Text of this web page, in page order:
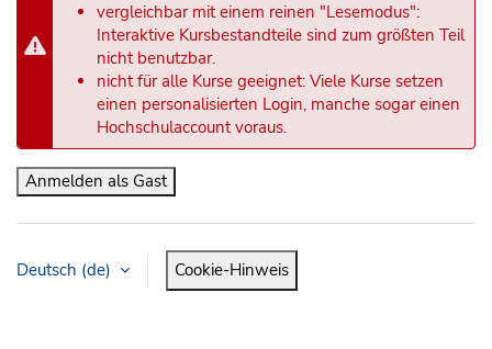
vergleichbar mit einem reinen "Lesemodus":
Interaktive Kursbestandteile sind zum größten Teil
nicht benutzbar.
nicht für alle Kurse geeignet: Viele Kurse setzen
einen personalisierten Login, manche sogar einen
Hochschulaccount voraus.
Anmelden als Gast
Deutsch ‎(de)‎ Cookie-Hinweis